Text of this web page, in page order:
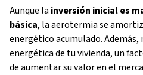
Aunque la inversión inicial es
básica, la aerotermia se
energético acumulado.
energética de tu vivienda, un
de aumentar su valor en el